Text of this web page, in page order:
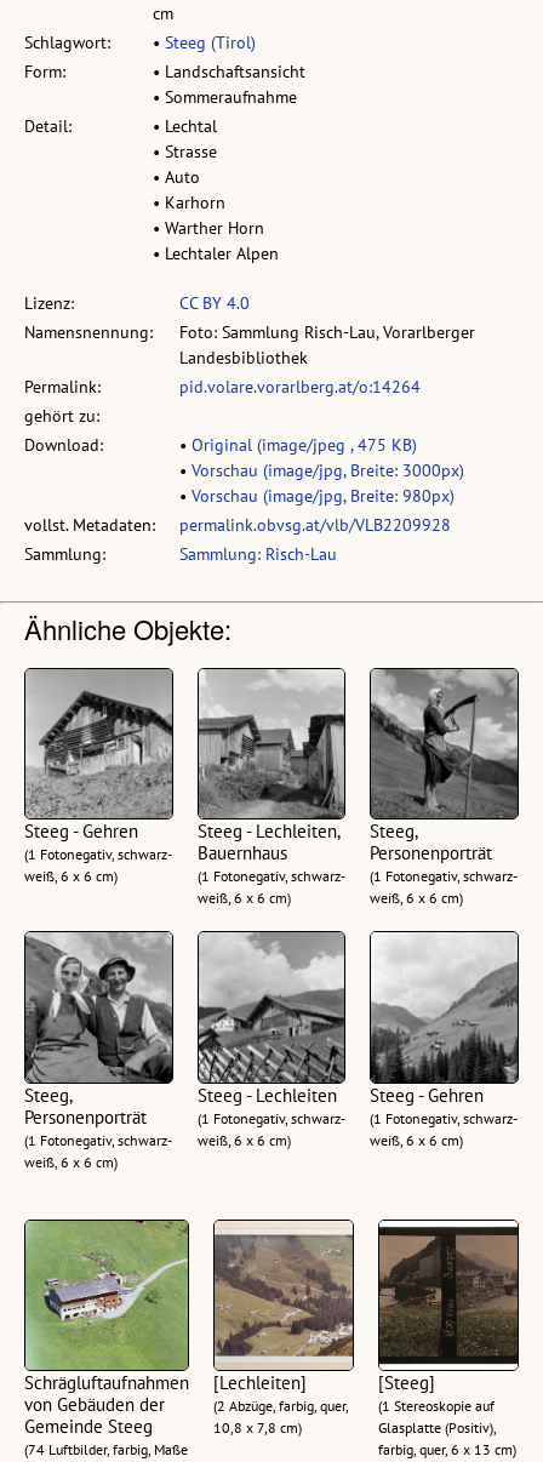
cm
Schlagwort:
• Steeg (Tirol)
Form:
• Landschaftsansicht
• Sommeraufnahme
Detail:
• Lechtal
• Strasse
• Auto
• Karhorn
• Warther Horn
• Lechtaler Alpen
Lizenz:
CC BY 4.0
Namensnennung:
Foto: Sammlung Risch-Lau, Vorarlberger
Landesbibliothek
Permalink:
pid.volare.vorarlberg.at/o:14264
gehört zu:
Download:
• Original (image/jpeg , 475 KB)
• Vorschau (image/jpg, Breite: 3000px)
• Vorschau (image/jpg, Breite: 980px)
vollst. Metadaten:
permalink.obvsg.at/vlb/VLB2209928
Sammlung:
Sammlung: Risch-Lau
Ähnliche Objekte:
Steeg - Gehren
(1 Fotonegativ, schwarz-
weiß, 6 x 6 cm)
Steeg - Lechleiten,
Bauernhaus
(1 Fotonegativ, schwarz-
weiß, 6 x 6 cm)
Steeg,
Personenporträt
(1 Fotonegativ, schwarz-
weiß, 6 x 6 cm)
Steeg,
Personenporträt
(1 Fotonegativ, schwarz-
weiß, 6 x 6 cm)
Steeg - Lechleiten
(1 Fotonegativ, schwarz-
weiß, 6 x 6 cm)
Steeg - Gehren
(1 Fotonegativ, schwarz-
weiß, 6 x 6 cm)
Schrägluftaufnahmen
von Gebäuden der
Gemeinde Steeg
(74 Luftbilder, farbig, Maße
[Lechleiten]
(2 Abzüge, farbig, quer,
10,8 x 7,8 cm)
[Steeg]
(1 Stereoskopie auf
Glasplatte (Positiv),
farbig, quer, 6 x 13 cm)